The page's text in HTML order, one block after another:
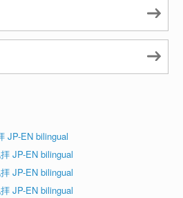
JP-EN bilingual
JP-EN bilingual
JP-EN bilingual
JP-EN bilingual